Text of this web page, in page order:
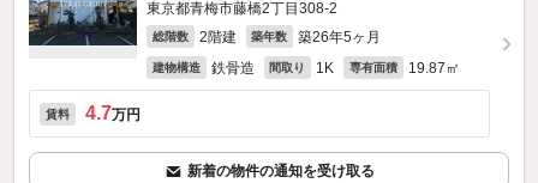
東京都青梅市藤橋2丁目308‐2
総階数 2階建 築年数 築26年5ヶ月
建物構造 鉄骨造 間取り 1K 専有面積 19.87㎡
賃料 4.7万円
新着の物件の通知を受け取る